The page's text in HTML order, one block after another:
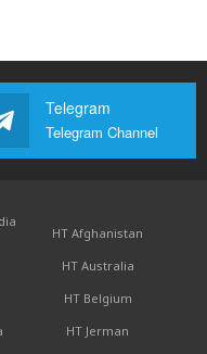
Telegram
Telegram Channel
HT Afghanistan
HT Australia
HT Belgium
HT Jerman